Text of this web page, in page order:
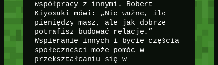
współpracy z innymi. Robert
Kiyosaki mówi: „Nie ważne, ile
pieniędzy masz, ale jak dobrze
potrafisz budować relacje.”
Wspieranie innych i bycie częścią
społeczności może pomóc w
przekształcaniu się w